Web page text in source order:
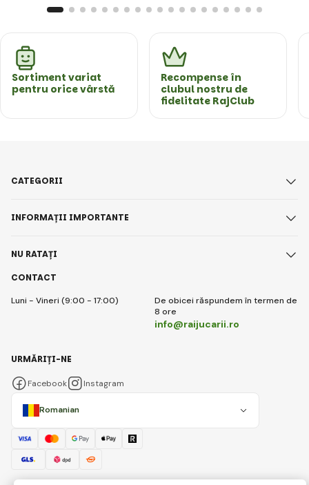
Sortiment variat
pentru orice vârstă
Recompense în
clubul nostru de
fidelitate RajClub
CONTACT
Luni - Vineri (9:00 - 17:00)
De obicei răspundem în termen de
8 ore
info@raijucarii.ro
CATEGORII
INFORMAȚII IMPORTANTE
NU RATAȚI
Romanian
URMĂRIȚI-NE
Facebook Instagram